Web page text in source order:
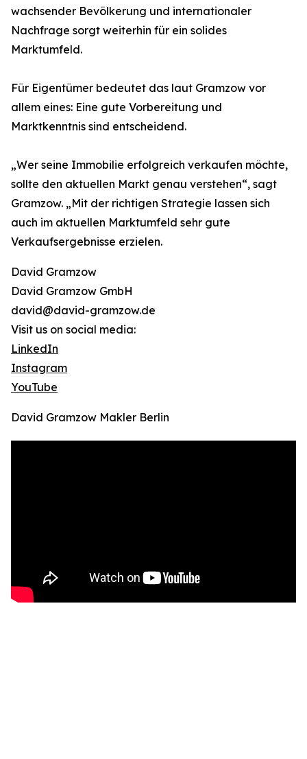
wachsender Bevölkerung und internationaler
Nachfrage sorgt weiterhin für ein solides
Marktumfeld.
Für Eigentümer bedeutet das laut Gramzow vor
allem eines: Eine gute Vorbereitung und
Marktkenntnis sind entscheidend.
„Wer seine Immobilie erfolgreich verkaufen möchte,
sollte den aktuellen Markt genau verstehen“, sagt
Gramzow. „Mit der richtigen Strategie lassen sich
auch im aktuellen Marktumfeld sehr gute
Verkaufsergebnisse erzielen.
David Gramzow
David Gramzow GmbH
david@david-gramzow.de
Visit us on social media:
LinkedIn
Instagram
YouTube
David Gramzow Makler Berlin